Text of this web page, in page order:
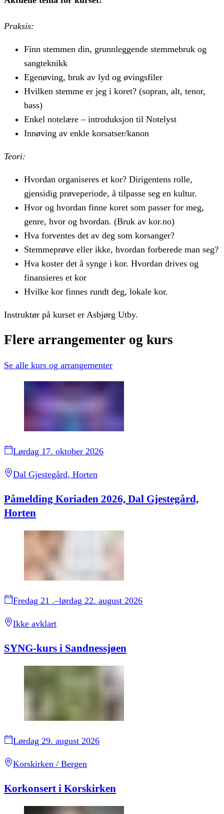
Praksis:
Finn stemmen din, grunnleggende stemmebruk og
sangteknikk
Egenøving, bruk av lyd og øvingsfiler
Hvilken stemme er jeg i koret? (sopran, alt, tenor,
bass)
Enkel notelære – introduksjon til Notelyst
Innøving av enkle korsatser/kanon
Teori:
Hvordan organiseres et kor? Dirigentens rolle,
gjensidig prøveperiode, å tilpasse seg en kultur.
Hvor og hvordan finne koret som passer for meg,
genre, hvor og hvordan. (Bruk av kor.no)
Hva forventes det av deg som korsanger?
Stemmeprøve eller ikke, hvordan forberede man seg?
Hva koster det å synge i kor. Hvordan drives og
finansieres et kor
Hvilke kor finnes rundt deg, lokale kor.
Instruktør på kurset er Asbjørg Utby.
Flere arrangementer og kurs
Se alle kurs og arrangementer
Lørdag 17. oktober 2026
Dal Gjestegård, Horten
Påmelding Koriaden 2026, Dal Gjestegård,
Horten
Fredag 21 .–lørdag 22. august 2026
Ikke avklart
SYNG-kurs i Sandnessjøen
Lørdag 29. august 2026
Korskirken / Bergen
Korkonsert i Korskirken